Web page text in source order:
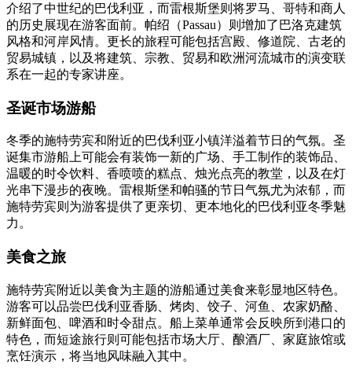
介绍了中世纪的巴伐利亚，而雷根斯堡则将罗马、哥特和商人
的历史展现在游客面前。帕绍（Passau）则增加了巴洛克建筑
风格和河岸风情。更长的旅程可能包括宫殿、修道院、古老的
贸易城镇，以及将建筑、宗教、贸易和欧洲河流城市的演变联
系在一起的专家讲座。
圣诞市场游船
冬季的施特劳宾和附近的巴伐利亚小镇洋溢着节日的气氛。圣
诞集市游船上可能会有装饰一新的广场、手工制作的装饰品、
温暖的时令饮料、香喷喷的糕点、烛光点亮的教堂，以及在灯
光串下漫步的夜晚。雷根斯堡和帕骚的节日气氛尤为浓郁，而
施特劳宾则为游客提供了更亲切、更本地化的巴伐利亚冬季魅
力。
美食之旅
施特劳宾附近以美食为主题的游船通过美食来彰显地区特色。
游客可以品尝巴伐利亚香肠、烤肉、饺子、河鱼、农家奶酪、
新鲜面包、啤酒和时令甜点。船上菜单通常会反映所到港口的
特色，而短途旅行则可能包括市场大厅、酿酒厂、家庭旅馆或
烹饪演示，将当地风味融入其中。